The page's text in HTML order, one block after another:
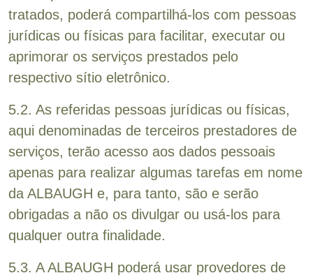
tratados, poderá compartilhá-los com pessoas
jurídicas ou físicas para facilitar, executar ou
aprimorar os serviços prestados pelo
respectivo sítio eletrônico.
5.2. As referidas pessoas jurídicas ou físicas,
aqui denominadas de terceiros prestadores de
serviços, terão acesso aos dados pessoais
apenas para realizar algumas tarefas em nome
da ALBAUGH e, para tanto, são e serão
obrigadas a não os divulgar ou usá-los para
qualquer outra finalidade.
5.3. A ALBAUGH poderá usar provedores de